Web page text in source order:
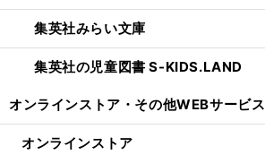
集英社みらい文庫
集英社の児童図書 S-KIDS.LAND
オンラインストア・ その他WEBサービス
オンラインストア